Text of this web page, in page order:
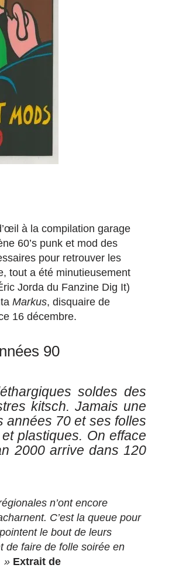
à la compilation garage
60’s punk et mod des
pour retrouver les
tout a été minutieusement
Jorda du Fanzine Dig It)
Markus, disquaire de
16 décembre.
90
soldes des
kitsch. Jamais une
années 70 et ses folles
plastiques. On efface
2000 arrive dans 120
n’ont encore
C’est la queue pour
le bout de leurs
de faire de folle soirée en
» Extrait de